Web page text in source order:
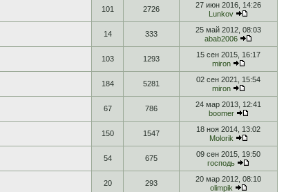
101 2726
27 июн 2016, 14:26
Lunkov
14 333
25 май 2012, 08:03
abab2006
103 1293
15 сен 2015, 16:17
miron
184 5281
02 сен 2021, 15:54
miron
67 786
24 мар 2013, 12:41
boomer
150 1547
18 ноя 2014, 13:02
Molorik
54 675
09 сен 2015, 19:50
господь
20 293
20 мар 2012, 08:10
olimpik